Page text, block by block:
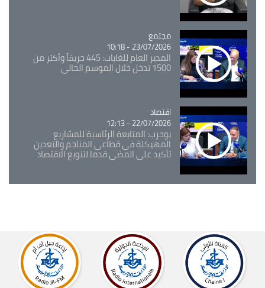
Catégorie
مجتمع
23/07/2026 - 10:18
المدير العام للغابات: 445 حريقاً وأكثر من
1500 تدخل خلال الموسم الحالي
Catégorie
اقتصاد
22/07/2026 - 12:13
بوحرب: المتابعة الرئاسية للمشاريع
المهيكلة في قطاعي المناجم والتعدين
تأكيد على المضي قدما لتنويع الاقتصاد